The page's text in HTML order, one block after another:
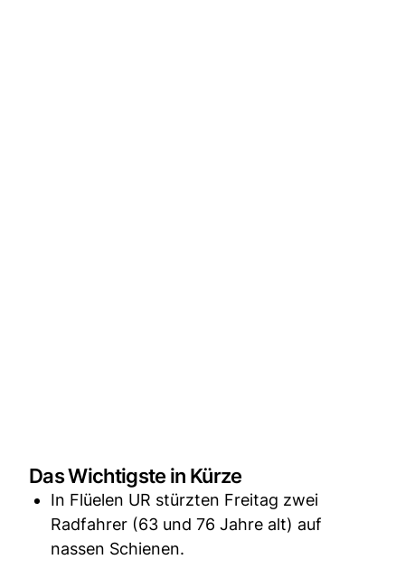
Das Wichtigste in Kürze
In Flüelen UR stürzten Freitag zwei
Radfahrer (63 und 76 Jahre alt) auf
nassen Schienen.